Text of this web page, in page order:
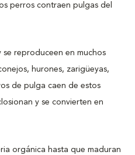
perros contraen pulgas del
se reproduceen en muchos
hurones, zarigüeyas,
de pulga caen de estos
y se convierten en
orgánica hasta que maduran